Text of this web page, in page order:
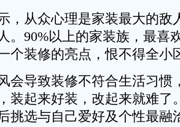
从众心理是家装最大的敌
。90%以上的家装族，最喜
个装修的亮点，恨不得全小
导致装修不符合生活习惯
装起来好装，改起来就难了
挑选与自己爱好及个性最融